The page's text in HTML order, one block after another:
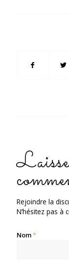
Rejoindre la
N’hésitez pas à
Nom*